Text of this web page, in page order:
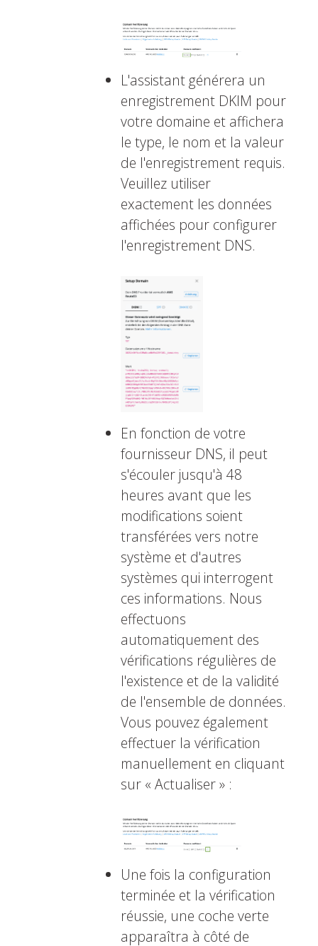
L'assistant générera un
enregistrement DKIM pour
votre domaine et affichera
le type, le nom et la valeur
de l'enregistrement requis.
Veuillez utiliser
exactement les données
affichées pour configurer
l'enregistrement DNS.
En fonction de votre
fournisseur DNS, il peut
s'écouler jusqu'à 48
heures avant que les
modifications soient
transférées vers notre
système et d'autres
systèmes qui interrogent
ces informations. Nous
effectuons
automatiquement des
vérifications régulières de
l'existence et de la validité
de l'ensemble de données.
Vous pouvez également
effectuer la vérification
manuellement en cliquant
sur « Actualiser » :
Une fois la configuration
terminée et la vérification
réussie, une coche verte
apparaîtra à côté de